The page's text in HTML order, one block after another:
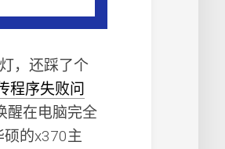
，还踩了个
程序失败问
醒在电脑完全
的x370主